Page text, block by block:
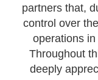
partners that,
control over
operations
Throughout
deeply